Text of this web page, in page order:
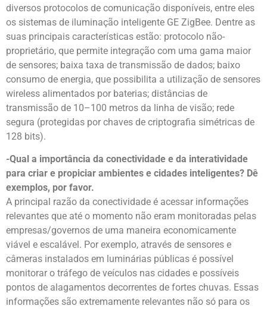
diversos protocolos de comunicação disponíveis, entre eles
os sistemas de iluminação inteligente GE ZigBee. Dentre as
suas principais características estão: protocolo não-
proprietário, que permite integração com uma gama maior
de sensores; baixa taxa de transmissão de dados; baixo
consumo de energia, que possibilita a utilização de sensores
wireless alimentados por baterias; distâncias de
transmissão de 10–100 metros da linha de visão; rede
segura (protegidas por chaves de criptografia simétricas de
128 bits).
-Qual a importância da conectividade e da interatividade
para criar e propiciar ambientes e cidades inteligentes? Dê
exemplos, por favor.
A principal razão da conectividade é acessar informações
relevantes que até o momento não eram monitoradas pelas
empresas/governos de uma maneira economicamente
viável e escalável. Por exemplo, através de sensores e
câmeras instalados em luminárias públicas é possível
monitorar o tráfego de veículos nas cidades e possíveis
pontos de alagamentos decorrentes de fortes chuvas. Essas
informações são extremamente relevantes não só para os